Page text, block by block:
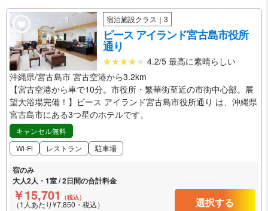
宿泊施設クラス｜3
ピース アイランド宮古島市役所
通り
4.2/5 最高に素晴らしい
沖縄県/宮古島市 宮古空港から3.2km
【宮古空港から車で10分。市役所・繁華街至近の市街中心部。展
望大浴場完備！】ピース アイランド宮古島市役所通り は、沖縄県
宮古島市にある3つ星のホテルです。
キャンセル無料
Wi-Fi
レストラン 駐車場
宿のみ
大人2人・1室 / 2日間の合計料金
￥15,701 （税込）
（1人あたり¥7,850・税込） 選択する